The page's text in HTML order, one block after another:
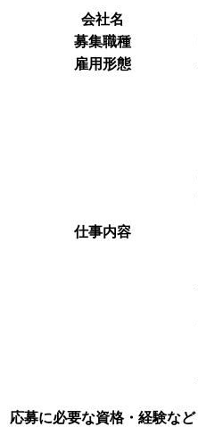
会社名
募集職種
雇用形態
仕事内容
応募に必要な資格・経験など